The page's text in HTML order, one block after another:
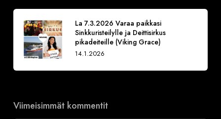
La 7.3.2026 Varaa paikkasi
Sinkkuristeilylle ja Deittisirkus
pikadeiteille (Viking Grace)
14.1.2026
Viimeisimmät kommentit